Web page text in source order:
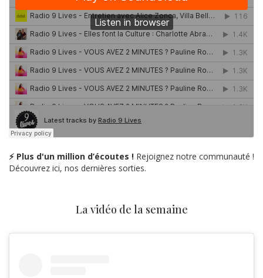
⚡ Plus d'un million d’écoutes ! Rejoignez notre communauté !
Découvrez ici, nos dernières sorties.
La vidéo de la semaine